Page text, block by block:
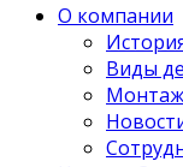
О компании
Виды